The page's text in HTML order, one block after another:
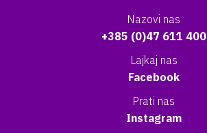
Nazovi nas
+385 (0)47 611 400
Lajkaj nas
Facebook
Prati nas
Instagram